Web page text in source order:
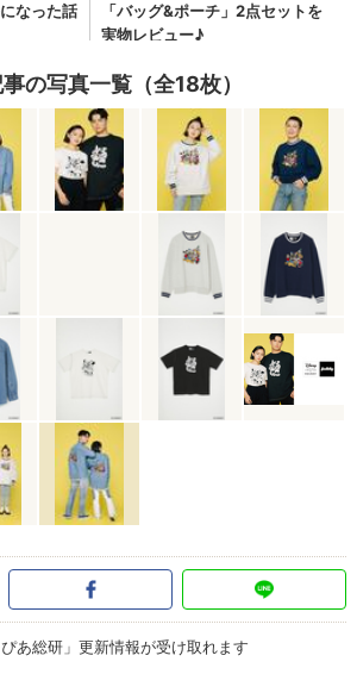
の写真一覧（全18枚）
あ総研」更新情報が受け取れます